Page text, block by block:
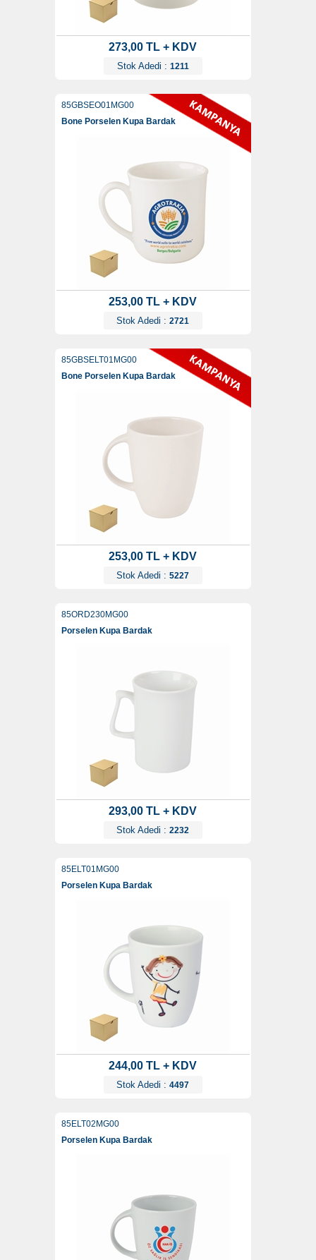
273,00 TL + KDV
Stok Adedi : 1211
85GBSEO01MG00
Bone Porselen Kupa Bardak
253,00 TL + KDV
Stok Adedi : 2721
85GBSELT01MG00
Bone Porselen Kupa Bardak
253,00 TL + KDV
Stok Adedi : 5227
85ORD230MG00
Porselen Kupa Bardak
293,00 TL + KDV
Stok Adedi : 2232
85ELT01MG00
Porselen Kupa Bardak
244,00 TL + KDV
Stok Adedi : 4497
85ELT02MG00
Porselen Kupa Bardak